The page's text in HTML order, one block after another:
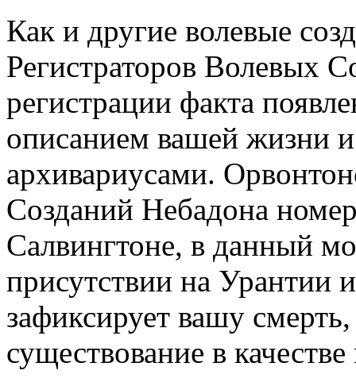
Как и другие волевые
Регистраторов Волевых
регистрации факта
описанием вашей жизни и
архивариусами.
Созданий Небадона
Салвингтоне, в данный
присутствии на Урантии
зафиксирует вашу
существование в